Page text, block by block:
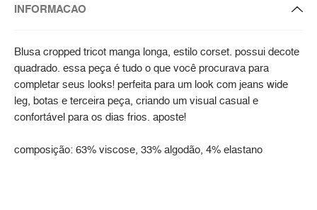
INFORMACAO
Blusa cropped tricot manga longa, estilo corset. possui decote
quadrado. essa peça é tudo o que você procurava para
completar seus looks! perfeita para um look com jeans wide
leg, botas e terceira peça, criando um visual casual e
confortável para os dias frios. aposte!
composição: 63% viscose, 33% algodão, 4% elastano